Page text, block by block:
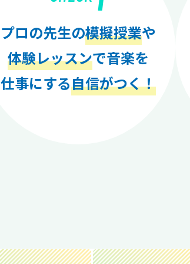
プロの先生の模擬授業や
体験レッスンで音楽を
仕事にする自信がつく！